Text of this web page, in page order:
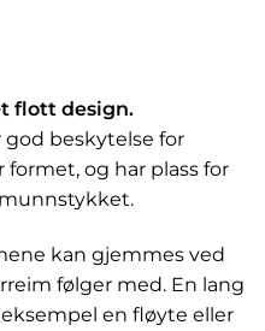
flott design.
beskytelse for
og har plass for
kan gjemmes ved
følger med. En lang
en fløyte eller